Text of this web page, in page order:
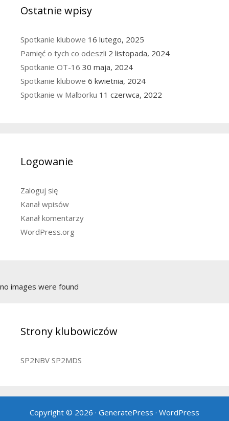
Ostatnie wpisy
Spotkanie klubowe 16 lutego, 2025
Pamięć o tych co odeszli 2 listopada, 2024
Spotkanie OT-16 30 maja, 2024
Spotkanie klubowe 6 kwietnia, 2024
Spotkanie w Malborku 11 czerwca, 2022
Logowanie
Zaloguj się
Kanał wpisów
Kanał komentarzy
WordPress.org
no images were found
Strony klubowiczów
SP2NBV SP2MDS
Copyright © 2026 · GeneratePress · WordPress